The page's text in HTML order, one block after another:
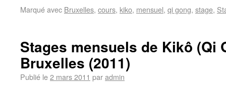
Marqué avec Bruxelles, cours, kiko, mensuel, qi gong, stage,
Stages mensuels de Kikô (Qi
Bruxelles (2011)
Publié le2 mars 2011 paradmin